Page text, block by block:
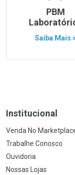
PBM
Saiba Mais
Institucional
Venda No
Trabalhe Conosco
Ouvidoria
Nossas Lojas